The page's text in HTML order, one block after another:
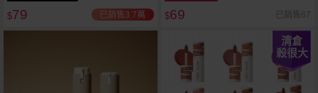
$79 已銷售3.7萬 $69 已銷售67
清倉
殺很大